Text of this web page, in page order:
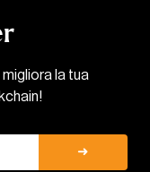
la tua
➜